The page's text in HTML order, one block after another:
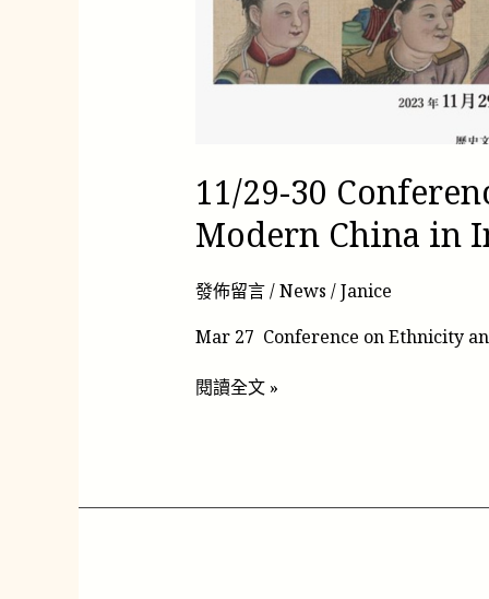
11/29-30
Modern China in
發佈留言/News /Janice
Mar 27 Conference on Ethnicity
National
Identity-
Building
International
Context
閱讀全文 »